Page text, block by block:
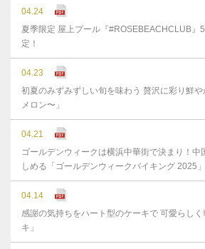
04.24
夏季限定 屋上プール『#ROSEBEACHCLUB』
定！
04.23
初夏のみずみずしい旬を味わう 贅沢に彩り鮮
メロン〜」
04.21
ゴールデンウィークは横浜中華街で決まり！中
しめる「ゴールデンウィークバイキング 2025
04.14
感謝の気持ちをハート型のケーキで 可愛らし
キ」